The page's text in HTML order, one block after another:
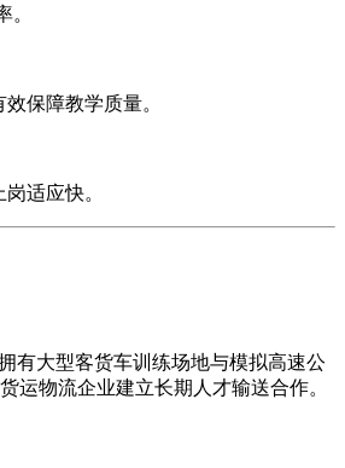
保障教学质量。
适应快。
有大型客货车训练场地与模拟高速公
运物流企业建立长期人才输送合作。